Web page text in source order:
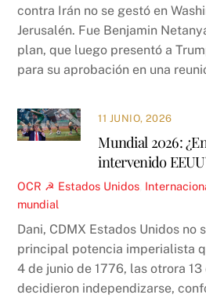
contra Irán no se gestó en
Jerusalén. Fue Benjamin
plan, que luego presentó a
para su aprobación en una
11 JUNIO, 2026
Mundial 2026:
intervenido
OCR ☭ Estados Unidos
mundial
Dani, CDMX Estados Unidos no
principal potencia imperialista
4 de junio de 1776, las otrora
decidieron independizarse,